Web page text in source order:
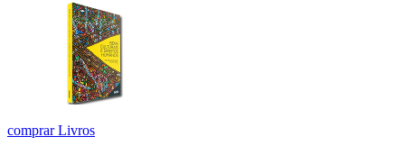
comprarLivros